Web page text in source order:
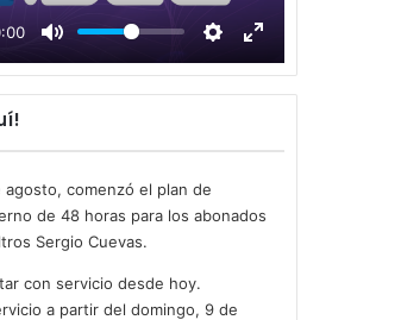
l
a
y
agosto, comenzó el plan de
de 48 horas para los abonados
Sergio Cuevas.
con servicio desde hoy.
a partir del domingo, 9 de